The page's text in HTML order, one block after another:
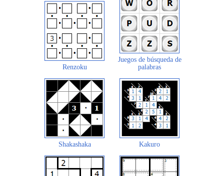
Renzoku
Juegos de búsqueda de
palabras
Shakashaka Kakuro